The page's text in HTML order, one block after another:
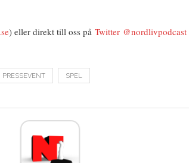
) eller direkt till oss på Twitter @nordlivpodcast
PRESSEVENT SPEL